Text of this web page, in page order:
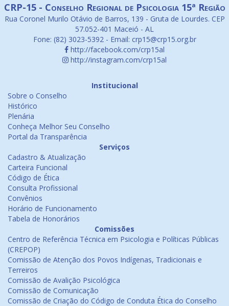
CRP-15 - Conselho Regional de Psicologia 15ª Região
Rua Coronel Murilo Otávio de Barros, 139 - Gruta de Lourdes. CEP
57.052-401 Maceió - AL
Fone: (82) 3023-5392 - Email: crp15@crp15.org.br
http://facebook.com/crp15al
http://instagram.com/crp15al
Institucional
Sobre o Conselho
Histórico
Plenária
Conheça Melhor Seu Conselho
Portal da Transparência
Serviços
Cadastro & Atualização
Carteira Funcional
Código de Ética
Consulta Profissional
Convênios
Horário de Funcionamento
Tabela de Honorários
Comissões
Centro de Referência Técnica em Psicologia e Políticas Públicas
(CREPOP)
Comissão de Atenção dos Povos Indígenas, Tradicionais e
Terreiros
Comissão de Avalição Psicológica
Comissão de Comunicação
Comissão de Criação do Código de Conduta Ética do Conselho